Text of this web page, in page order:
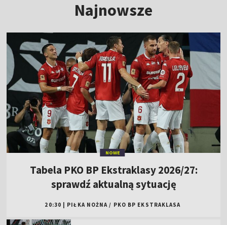
Najnowsze
NOWE
Tabela PKO BP Ekstraklasy 2026/27:
sprawdź aktualną sytuację
20:30 PIŁKA NOŻNA / PKO BP EKSTRAKLASA